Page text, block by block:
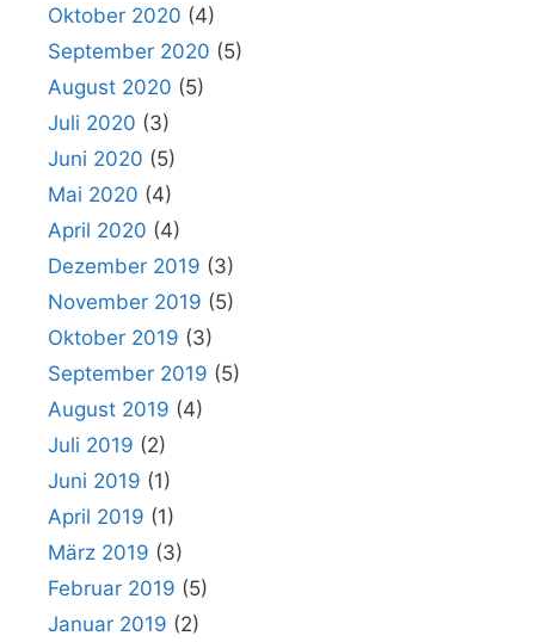
Oktober 2020 (4)
September 2020 (5)
August 2020 (5)
Juli 2020 (3)
Juni 2020 (5)
Mai 2020 (4)
April 2020 (4)
Dezember 2019 (3)
November 2019 (5)
Oktober 2019 (3)
September 2019 (5)
August 2019 (4)
Juli 2019 (2)
Juni 2019 (1)
April 2019 (1)
März 2019 (3)
Februar 2019 (5)
Januar 2019 (2)